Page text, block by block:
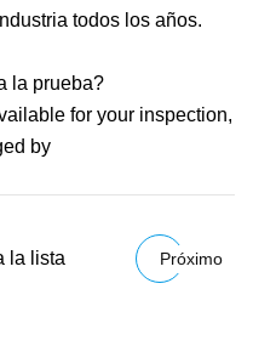
todos los años.
la prueba?
for your inspection,
by
la lista Próximo